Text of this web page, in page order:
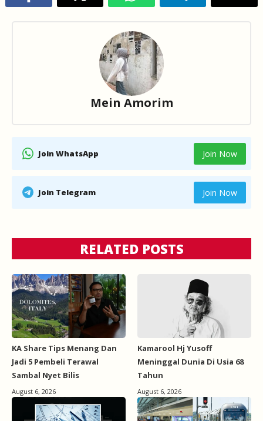
Mein Amorim
Join WhatsApp Join Now
Join Telegram Join Now
RELATED POSTS
KA Share Tips Menang Dan
Jadi 5 Pembeli Terawal
Sambal Nyet Bilis
August 6, 2026
Kamarool Hj Yusoff
Meninggal Dunia Di Usia 68
Tahun
August 6, 2026